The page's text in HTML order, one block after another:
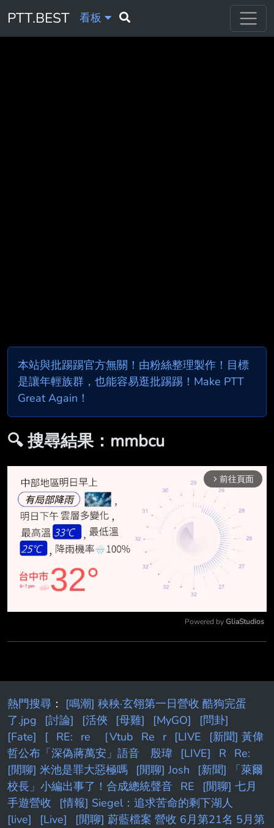
PTT.BEST 看板
本站與批踢踢官方無關！由粉絲整理製作！目標
是讓年輕族群，也能容易逛批踢踢！Make PTT
Great Again！
🔍 搜尋結果：mmbcu
arrow_forward_ios 前往頁面
Powered by GliaStudios
熱門搜尋 ： [鳴潮] 秧秧·玄翎第一日營收 酷狗完蛋
了.jpg
[討論] [活俠 [母雞] [MyGO]
[問卦]
[Fate]
[ RE: re ［Vtub Re r [LIVE
[新聞] 黃偉
哲公布「深偽蔣萬安」語音 殷瑋
[LIVE] R
Re:
[閒聊] 米池是罪大惡極嗎
[閒聊] Josh
[新聞] 「萊爾
校長」小編出事了！合成總統聲音 RE
[閒聊] 七月
手遊營收
[情報] Siegel：追求苦命的剩下湖人
[live]
[Live]
[閒聊] 蔚藍檔案 營收 6月第21名 5月第